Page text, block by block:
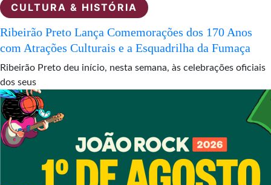
CULTURA & HISTÓRIA
Ribeirão Preto Lança Comemorações dos 170 Anos
com Atrações Culturais e a Esquadrilha da Fumaça
Ribeirão Preto deu início, nesta semana, às celebrações oficiais
dos seus